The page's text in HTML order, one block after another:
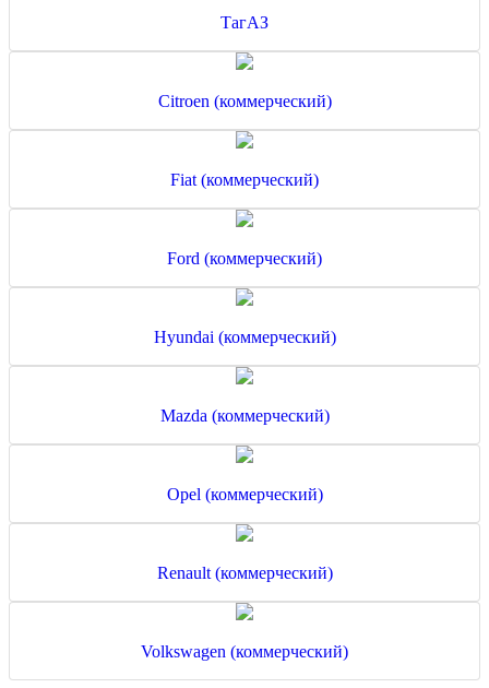
ТагАЗ
Citroen (коммерческий)
Fiat (коммерческий)
Ford (коммерческий)
Hyundai (коммерческий)
Mazda (коммерческий)
Opel (коммерческий)
Renault (коммерческий)
Volkswagen (коммерческий)